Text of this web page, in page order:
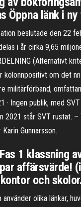
Öppna länk i
beslutade den 22
i år cirka 9,65
(Alternativt
kolonnpositivt om det
militärförband,
· Ingen publik, med
2021 står SVT
Gunnarsson.
1 klassning
och
olika länkar,